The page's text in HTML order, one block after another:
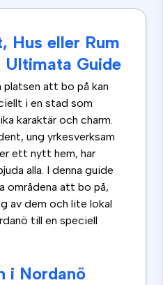
Hus eller Rum
Ultimata Guide
att bo på kan
i en stad som
karaktär och charm.
ung yrkesverksam
ett nytt hem, har
alla. I denna guide
områdena att bo på,
av dem och lite lokal
till en speciell
i Nordanö